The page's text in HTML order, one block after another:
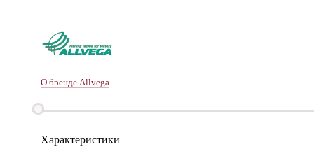
О бренде Allvega
Характеристики